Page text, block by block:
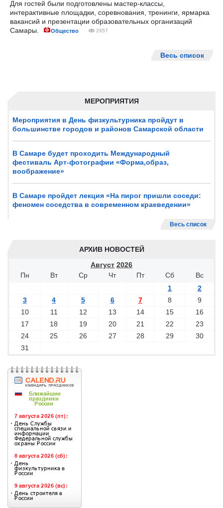
МЕРОПРИЯТИЯ
Мероприятия в День физкультурника пройдут в
большинстве городов и районов Самарской области
В Самаре будет проходить Международный
фестиваль Арт-фотографии «Форма,образ,
воображение»
В Самаре пройдет лекция «На пирог пришли соседи:
феномен соседства в современном краеведении»
Весь список
АРХИВ НОВОСТЕЙ
Август 2026
Пн
Вт Ср Чт Пт Сб
Вс
1
2
3
4 5 6 7 8
9
10
11 12 13 14 15
16
17
18 19 20 21 22
23
24
25 26 27 28 29
30
31
Для гостей были подготовлены мастер-классы,
интерактивные площадки, соревнования, тренинги, ярмарка
вакансий и презентации образовательных организаций
Самары.
Общество 2957
Весь список